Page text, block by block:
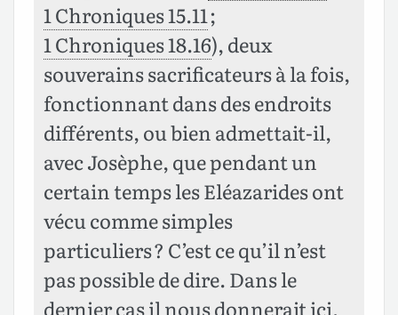
1 Chroniques 15.11;
1 Chroniques 18.16), deux
souverains sacrificateurs à la fois,
fonctionnant dans des endroits
différents, ou bien admettait-il,
avec Josèphe, que pendant un
certain temps les Eléazarides ont
vécu comme simples
particuliers ? C’est ce qu’il n’est
pas possible de dire. Dans le
dernier cas il nous donnerait ici,